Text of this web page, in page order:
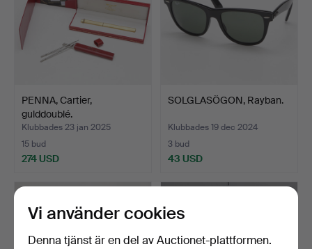
PENNA, Cartier,
gulddoublé.
Klubbades 23 jan 2025
15 bud
274 USD
SOLGLASÖGON, Rayban.
Klubbades 19 dec 2024
3 bud
43 USD
Vi använder cookies
Denna tjänst är en del av Auctionet-plattformen.